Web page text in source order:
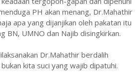
PH akan menang, Dr.Mahathir
apa yang dijanjikan oleh pakatan itu
BN, UMNO dan Najib disingkirkan.
Dr.Mahathir berdalih
kita suci yang wajib dipatuhi.